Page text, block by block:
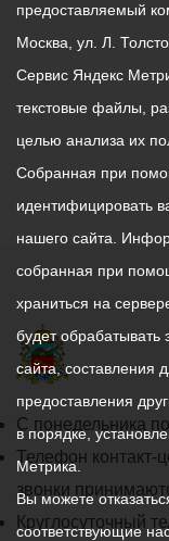
График
работы
администрации
местного
С понедельника
Телефон контакт-
звонки
Круглосуточный
предоставляемый
Москва, ул. Л.
Сервис Яндекс
текстовые файлы,
целью анализа их
Собранная при
идентифицировать
нашего сайта.
собранная при
храниться на
будет
сайта, составления
предоставления
в порядке,
Метрика.
Вы можете
соответствующие